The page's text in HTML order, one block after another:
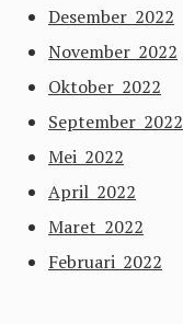
Desember 2022
November 2022
Oktober 2022
September 2022
Mei 2022
April 2022
Maret 2022
Februari 2022